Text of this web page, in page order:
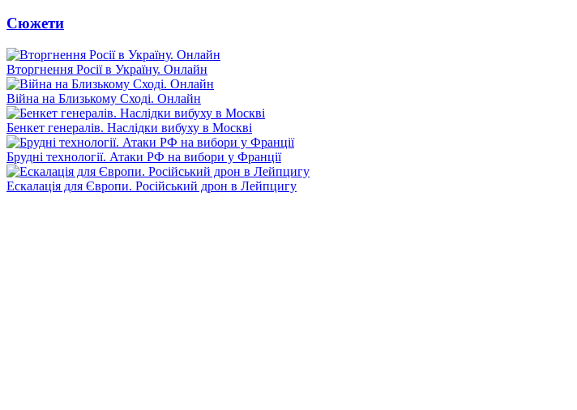
Сюжети
Вторгнення Росії в Україну. Онлайн
Війна на Близькому Сході. Онлайн
Бенкет генералів. Наслідки вибуху в Москві
Брудні технології. Атаки РФ на вибори у Франції
Ескалація для Європи. Російський дрон в Лейпцигу